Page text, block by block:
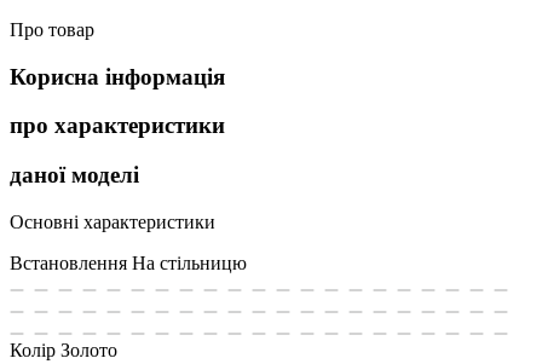
Про товар
Корисна інформація
про характеристики
даної моделі
Основні характеристики
Встановлення На стільницю
Колір Золото